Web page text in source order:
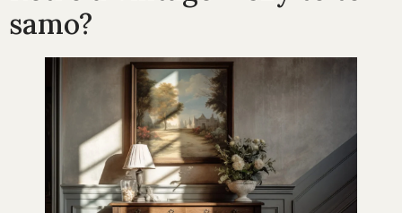
samo?